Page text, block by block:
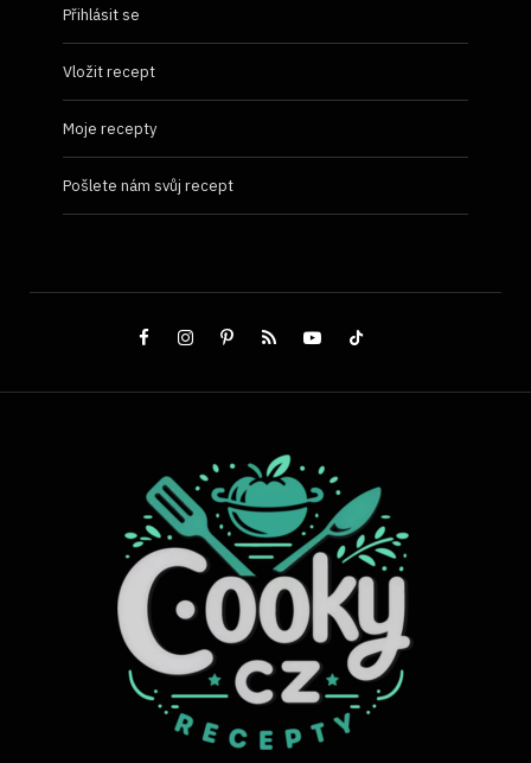
Přihlásit se
Vložit recept
Moje recepty
Pošlete nám svůj recept